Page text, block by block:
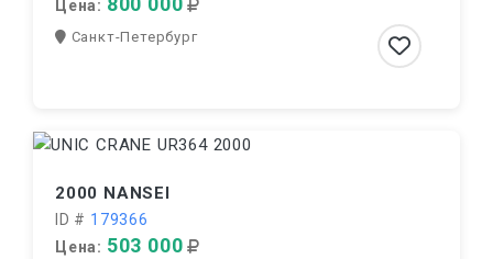
Цена:
Санкт-Петербург
2000 NANSEI
ID # 179366
Цена: 503 000